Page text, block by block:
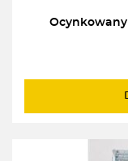
Ocynkowany